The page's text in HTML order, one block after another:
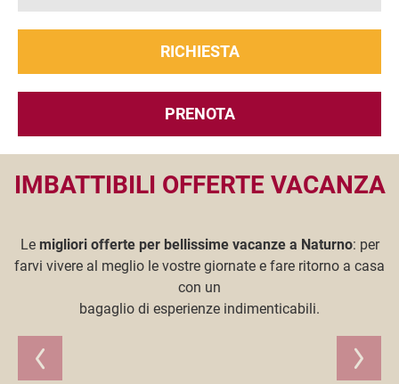
RICHIESTA
PRENOTA
IMBATTIBILI OFFERTE VACANZA
Lemigliori offerte per bellissime vacanze a Naturno: per
farvi vivere al meglio le vostre giornate e fare ritorno a casa
con un
bagaglio di esperienze indimenticabili.